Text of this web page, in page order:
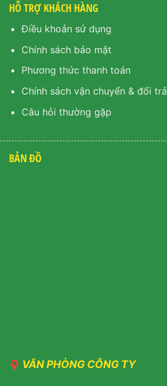
HỖ TRỢ KHÁCH HÀNG
Điều khoản sử dụng
Chính sách bảo mật
Phương thức thanh toán
Chính sách vận chuyển & đổi trả
Câu hỏi thường gặp
BẢN ĐỒ
VĂN PHÒNG CÔNG TY